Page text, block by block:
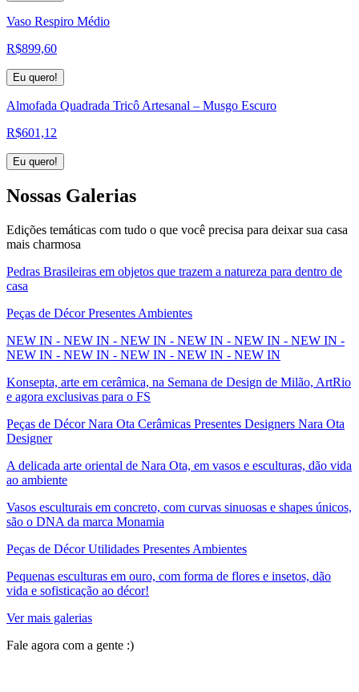
Vaso Respiro Médio
R$899,60
Eu quero!
Almofada Quadrada Tricô Artesanal – Musgo Escuro
R$601,12
Eu quero!
Nossas Galerias
Edições temáticas com tudo o que você precisa para deixar sua casa
mais charmosa
Pedras Brasileiras em objetos que trazem a natureza para dentro de
casa
Peças de Décor Presentes Ambientes
NEW IN - NEW IN - NEW IN - NEW IN - NEW IN - NEW IN -
NEW IN - NEW IN - NEW IN - NEW IN - NEW IN
Konsepta, arte em cerâmica, na Semana de Design de Milão, ArtRio
e agora exclusivas para o FS
Peças de Décor Nara Ota Cerâmicas Presentes Designers Nara Ota
Designer
A delicada arte oriental de Nara Ota, em vasos e esculturas, dão vida
ao ambiente
Vasos esculturais em concreto, com curvas sinuosas e shapes únicos,
são o DNA da marca Monamia
Peças de Décor Utilidades Presentes Ambientes
Pequenas esculturas em ouro, com forma de flores e insetos, dão
vida e sofisticação ao décor!
Ver mais galerias
Fale agora com a gente :)